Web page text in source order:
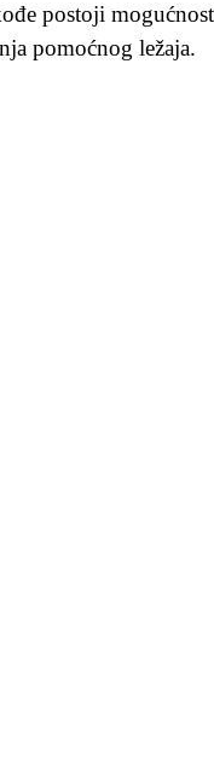
postoji
pomoćnog ležaja.